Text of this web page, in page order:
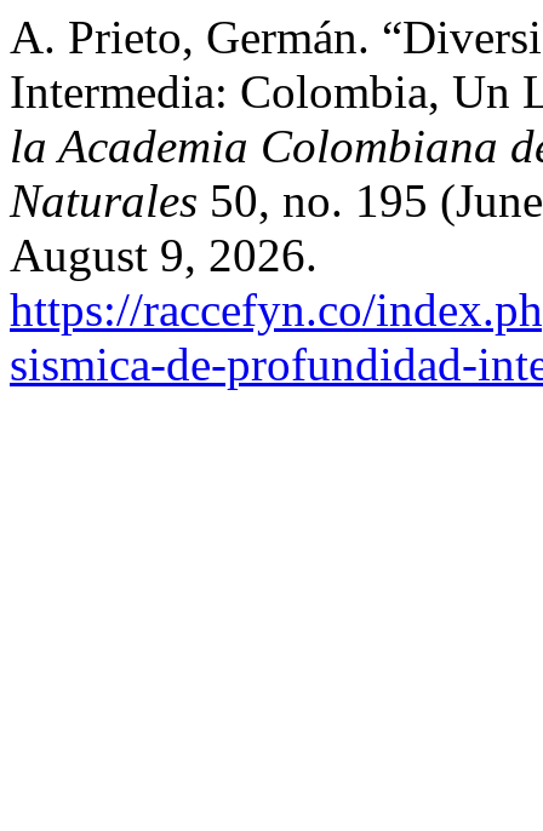
A. Prieto, Germán.
Intermedia: Colombia, Un
la Academia Colombiana
Naturales 50, no. 195
August 9, 2026.
https://raccefyn.co/
sismica-de-profundidad-